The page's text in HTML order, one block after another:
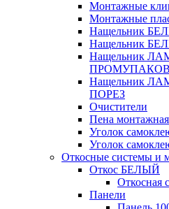
Монтажные
Монтажные
Нащельник
Нащельник
Нащельник
Нащельник
ПОРЕЗ
Очистители
Пена
Уголок
Уголок
Откосные системы и
Откос БЕЛЫЙ
Панели